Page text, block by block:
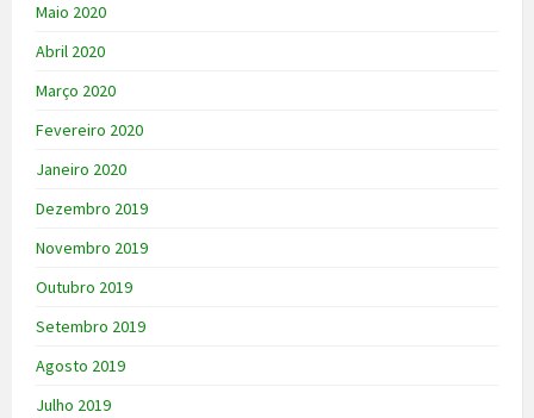
Maio 2020
Abril 2020
Março 2020
Fevereiro 2020
Janeiro 2020
Dezembro 2019
Novembro 2019
Outubro 2019
Setembro 2019
Agosto 2019
Julho 2019